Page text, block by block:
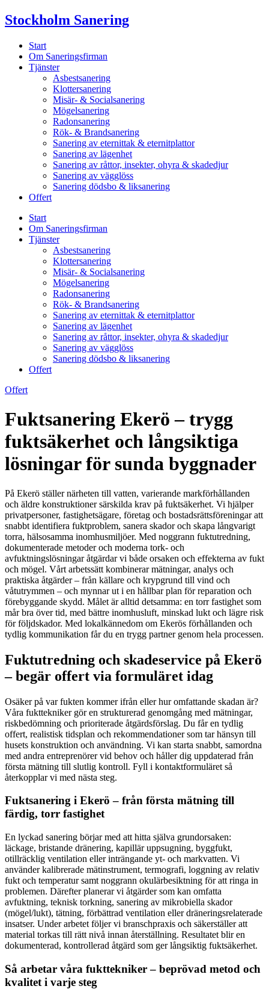
Skip
to
Stockholm Sanering
Start
Om Saneringsfirman
Tjänster
Asbestsanering
Klottersanering
Misär- & Socialsanering
Mögelsanering
Radonsanering
Rök- & Brandsanering
Sanering av eternittak & eternitplattor
Sanering av lägenhet
Sanering av råttor, insekter, ohyra & skadedjur
Sanering av vägglöss
Sanering dödsbo & liksanering
Offert
Start
Om Saneringsfirman
Tjänster
Asbestsanering
Klottersanering
Misär- & Socialsanering
Mögelsanering
Radonsanering
Rök- & Brandsanering
Sanering av eternittak & eternitplattor
Sanering av lägenhet
Sanering av råttor, insekter, ohyra & skadedjur
Sanering av vägglöss
Sanering dödsbo & liksanering
Offert
Offert
Fuktsanering Ekerö – trygg
fuktsäkerhet och långsiktiga
lösningar för sunda byggnader
På Ekerö ställer närheten till vatten, varierande markförhållanden
och äldre konstruktioner särskilda krav på fuktsäkerhet. Vi hjälper
privatpersoner, fastighetsägare, företag och bostadsrättsföreningar att
snabbt identifiera fuktproblem, sanera skador och skapa långvarigt
torra, hälsosamma inomhusmiljöer. Med noggrann fuktutredning,
dokumenterade metoder och moderna tork- och
avfuktningslösningar åtgärdar vi både orsaken och effekterna av fukt
och mögel. Vårt arbetssätt kombinerar mätningar, analys och
praktiska åtgärder – från källare och krypgrund till vind och
våtutrymmen – och mynnar ut i en hållbar plan för reparation och
förebyggande skydd. Målet är alltid detsamma: en torr fastighet som
mår bra över tid, med bättre inomhusluft, minskad lukt och lägre risk
för följdskador. Med lokalkännedom om Ekerös förhållanden och
tydlig kommunikation får du en trygg partner genom hela processen.
Fuktutredning och skadeservice på Ekerö
– begär offert via formuläret idag
Osäker på var fukten kommer ifrån eller hur omfattande skadan är?
Våra fukttekniker gör en strukturerad genomgång med mätningar,
riskbedömning och prioriterade åtgärdsförslag. Du får en tydlig
offert, realistisk tidsplan och rekommendationer som tar hänsyn till
husets konstruktion och användning. Vi kan starta snabbt, samordna
med andra entreprenörer vid behov och håller dig uppdaterad från
första mätning till slutlig kontroll. Fyll i kontaktformuläret så
återkopplar vi med nästa steg.
Fuktsanering i Ekerö – från första mätning till
färdig, torr fastighet
En lyckad sanering börjar med att hitta själva grundorsaken:
läckage, bristande dränering, kapillär uppsugning, byggfukt,
otillräcklig ventilation eller inträngande yt- och markvatten. Vi
använder kalibrerade mätinstrument, termografi, loggning av relativ
fukt och temperatur samt noggrann okulärbesiktning för att ringa in
problemen. Därefter planerar vi åtgärder som kan omfatta
avfuktning, teknisk torkning, sanering av mikrobiella skador
(mögel/lukt), tätning, förbättrad ventilation eller dräneringsrelaterade
insatser. Under arbetet följer vi branschpraxis och säkerställer att
material torkas till rätt nivå innan återställning. Resultatet blir en
dokumenterad, kontrollerad åtgärd som ger långsiktig fuktsäkerhet.
Så arbetar våra fukttekniker – beprövad metod och
kvalitet i varje steg